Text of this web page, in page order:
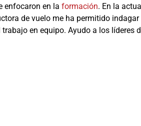
enfocaron en la formación. En la
de vuelo me ha permitido
trabajo en equipo. Ayudo a los líderes